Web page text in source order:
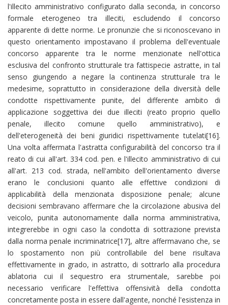
l'illecito amministrativo configurato dalla seconda, in concorso
formale eterogeneo tra illeciti, escludendo il concorso
apparente di dette norme. Le pronunzie che si riconoscevano in
questo orientamento impostavano il problema dell'eventuale
concorso apparente tra le norme menzionate nell'ottica
esclusiva del confronto strutturale tra fattispecie astratte, in tal
senso giungendo a negare la continenza strutturale tra le
medesime, soprattutto in considerazione della diversità delle
condotte rispettivamente punite, del differente ambito di
applicazione soggettiva dei due illeciti (reato proprio quello
penale, illecito comune quello amministrativo), e
dell'eterogeneità dei beni giuridici rispettivamente tutelati[16].
Una volta affermata l'astratta configurabilità del concorso tra il
reato di cui all'art. 334 cod. pen. e l'illecito amministrativo di cui
all'art. 213 cod. strada, nell'ambito dell'orientamento diverse
erano le conclusioni quanto alle effettive condizioni di
applicabilità della menzionata disposizione penale; alcune
decisioni sembravano affermare che la circolazione abusiva del
veicolo, punita autonomamente dalla norma amministrativa,
integrerebbe in ogni caso la condotta di sottrazione prevista
dalla norma penale incriminatrice[17], altre affermavano che, se
lo spostamento non più controllabile del bene risultava
effettivamente in grado, in astratto, di sottrarlo alla procedura
ablatoria cui il sequestro era strumentale, sarebbe poi
necessario verificare l'effettiva offensività della condotta
concretamente posta in essere dall'agente, nonché l'esistenza in